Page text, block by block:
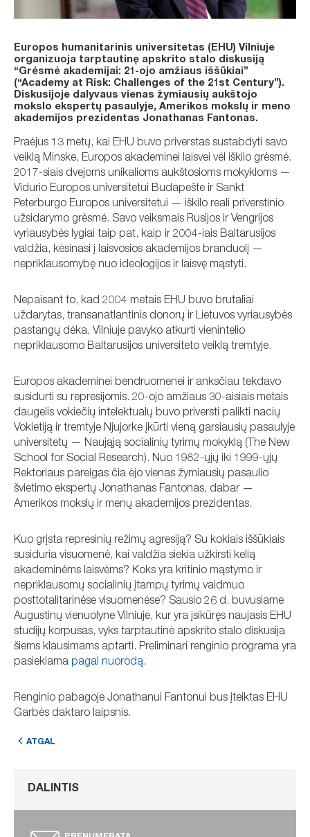
Europos humanitarinis universitetas (EHU) Vilniuje
organizuoja tarptautinę apskrito stalo diskusiją
“Grėsmė akademijai: 21-ojo amžiaus iššūkiai”
(“Academy at Risk: Challenges of the 21st Century”).
Diskusijoje dalyvaus vienas žymiausių aukštojo
mokslo ekspertų pasaulyje, Amerikos mokslų ir meno
akademijos prezidentas Jonathanas Fantonas.
Praėjus 13 metų, kai EHU buvo priverstas sustabdyti savo
veiklą Minske, Europos akademinei laisvei vėl iškilo grėsmė.
2017-siais dvejoms unikalioms aukštosioms mokykloms —
Vidurio Europos universitetui Budapešte ir Sankt
Peterburgo Europos universitetui — iškilo reali priverstinio
užsidarymo grėsmė. Savo veiksmais Rusijos ir Vengrijos
vyriausybės lygiai taip pat, kaip ir 2004-iais Baltarusijos
valdžia, kėsinasi į laisvosios akademijos branduolį —
nepriklausomybę nuo ideologijos ir laisvę mąstyti.
Nepaisant to, kad 2004 metais EHU buvo brutaliai
uždarytas, transanatlantinis donorų ir Lietuvos vyriausybės
pastangų dėka, Vilniuje pavyko atkurti vienintelio
nepriklausomo Baltarusijos universiteto veiklą tremtyje.
Europos akademinei bendruomenei ir anksčiau tekdavo
susidurti su represijomis. 20-ojo amžiaus 30-aisiais metais
daugelis vokiečių intelektualų buvo priversti palikti nacių
Vokietiją ir tremtyje Njujorke įkūrti vieną garsiausių pasaulyje
universitetų — Naująją socialinių tyrimų mokyklą (The New
School for Social Research). Nuo 1982-ųjų iki 1999-ųjų
Rektoriaus pareigas čia ėjo vienas žymiausių pasaulio
švietimo ekspertų Jonathanas Fantonas, dabar —
Amerikos mokslų ir menų akademijos prezidentas.
Kuo grįsta represinių režimų agresiją? Su kokiais iššūkiais
susiduria visuomenė, kai valdžia siekia užkirsti kelią
akademinėms laisvėms? Koks yra kritinio mąstymo ir
nepriklausomų socialinių įtampų tyrimų vaidmuo
posttotalitarinėse visuomenėse? Sausio 26 d. buvusiame
Augustinų vienuolyne Vilniuje, kur yra įsikūręs naujasis EHU
studijų korpusas, vyks tarptautinė apskrito stalo diskusija
šiems klausimams aptarti. Preliminari renginio programa yra
pasiekiama pagal nuorodą.
Renginio pabagoje Jonathanui Fantonui bus įteiktas EHU
Garbės daktaro laipsnis.
ATGAL
DALINTIS